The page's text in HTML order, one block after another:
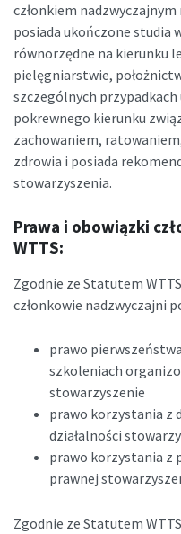
członkiem
posiada ukończone studia
równorzędne na kierunku
pielęgniarstwie,
szczególnych
pokrewnego kierunku
zachowaniem,
zdrowia i posiada
stowarzyszenia.
Prawa i obowiązki
WTTS:
Zgodnie ze Statutem
członkowie nadzwyczajni
prawo pierwszeństwa
szkoleniach
stowarzyszenie
prawo korzystania z
działalności
prawo korzystania z
prawnej
Zgodnie ze Statutem